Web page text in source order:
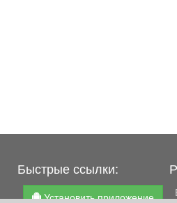
Быстрые ссылки:
Установить приложение